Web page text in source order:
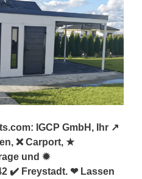
IGCP GmbH, Ihr ↗️
❌ Carport, ★
und ✹
✔️ Freystadt. ❤ Lassen